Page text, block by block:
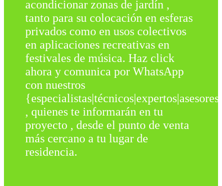
acondicionar zonas de jardín ,
tanto para su colocación en esferas
privados como en usos colectivos
en aplicaciones recreativas en
festivales de música. Haz click
ahora y comunica por WhatsApp
con nuestros
{especialistas|técnicos|expertos|asesores
, quienes te informarán en tu
proyecto , desde el punto de venta
más cercano a tu lugar de
residencia.